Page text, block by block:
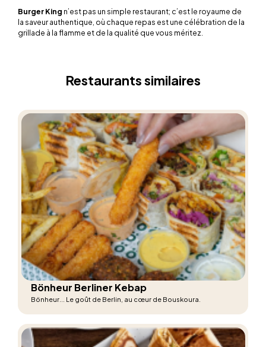
Burger King n’est pas un simple restaurant; c’est le royaume de
la saveur authentique, où chaque repas est une célébration de la
grillade à la flamme et de la qualité que vous méritez.
Restaurants similaires
Bönheur Berliner Kebap
Bönheur... Le goût de Berlin, au cœur de Bouskoura.